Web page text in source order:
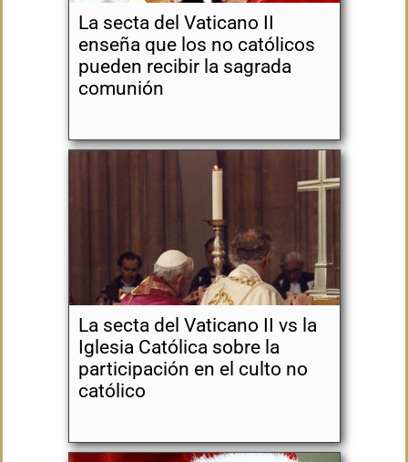
La secta del Vaticano II
enseña que los no católicos
pueden recibir la sagrada
comunión
La secta del Vaticano II vs la
Iglesia Católica sobre la
participación en el culto no
católico